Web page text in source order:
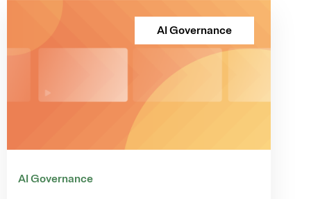
AI Governance
AI Governance